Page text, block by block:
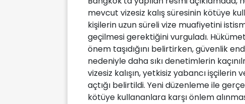
mevcut vizesiz kalış süresinin kötüye
kişilerin uzun süreli vize muafiyetini
geçilmesi gerektiğini vurguladı.
önem taşıdığını belirtirken, güvenlik
nedeniyle daha sıkı denetimlerin
vizesiz kalışın, yetkisiz yabancı işçilerin
açtığı belirtildi. Yeni düzenleme ile
kötüye kullananlara karşı önlem